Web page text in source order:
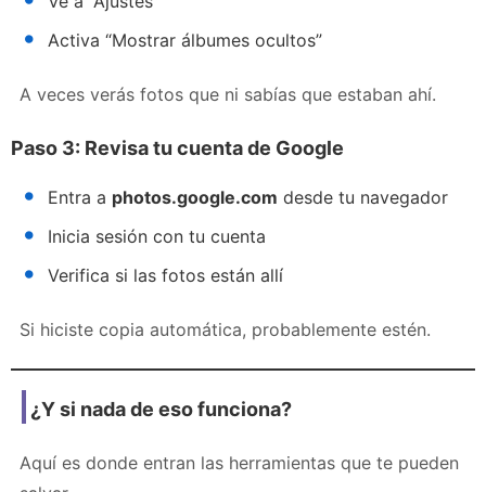
Activa “Mostrar álbumes ocultos”
A veces verás fotos que ni sabías que estaban ahí.
Paso 3: Revisa tu cuenta de Google
Entra a photos.google.com desde tu navegador
Inicia sesión con tu cuenta
Verifica si las fotos están allí
Si hiciste copia automática, probablemente estén.
¿Y si nada de eso funciona?
Aquí es donde entran las herramientas que te pueden